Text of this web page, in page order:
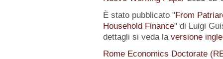
È stato pubblicato "From
Household Finance" di Luigi
dettagli si veda la versione
Rome Economics Doctorate